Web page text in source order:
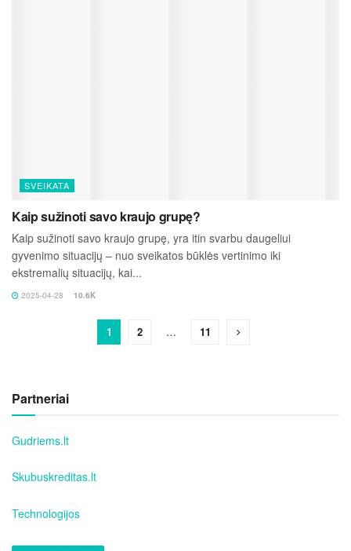
SVEIKATA
Kaip sužinoti savo kraujo grupę?
Kaip sužinoti savo kraujo grupę, yra itin svarbu daugeliui
gyvenimo situacijų – nuo sveikatos būklės vertinimo iki
ekstremalių situacijų, kai...
2025-04-28 10.6K
1 2 … 11
Partneriai
Gudriems.lt
Skubuskreditas.lt
Technologijos